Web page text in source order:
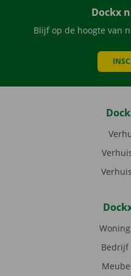
Dockx
Blijf op de hoogte van
Bedrijf